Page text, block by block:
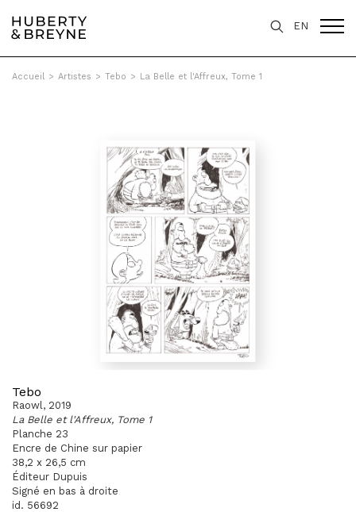
EN
Accueil > Artistes > Tebo > La Belle et l'Affreux, Tome 1
Tebo
Raowl, 2019
La Belle et l'Affreux, Tome 1
Planche 23
Encre de Chine sur papier
38,2 x 26,5 cm
Éditeur Dupuis
Signé en bas à droite
id. 56692